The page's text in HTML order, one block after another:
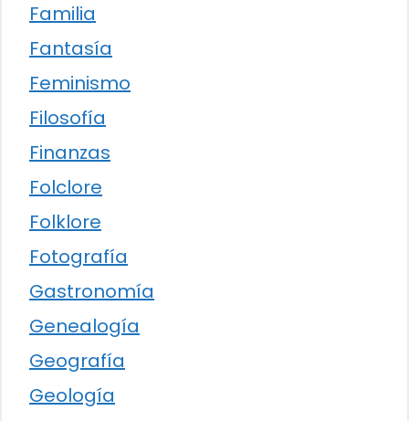
Familia
Fantasía
Feminismo
Filosofía
Finanzas
Folclore
Folklore
Fotografía
Gastronomía
Genealogía
Geografía
Geología